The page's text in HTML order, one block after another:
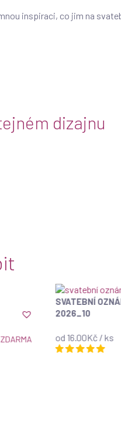
inspiraci, co jim na
dizajnu
SVATEBNÍ
2026_10
od 16.00Kč / ks